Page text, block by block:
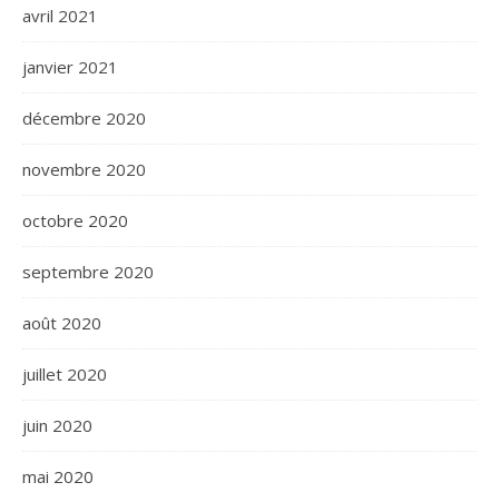
avril 2021
janvier 2021
décembre 2020
novembre 2020
octobre 2020
septembre 2020
août 2020
juillet 2020
juin 2020
mai 2020